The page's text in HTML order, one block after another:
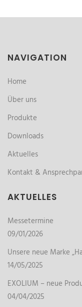
NAVIGATION
Home
Über uns
Produkte
Downloads
Aktuelles
Kontakt &
AKTUELLES
Messetermine
09/01/2026
Unsere neue Marke
14/05/2025
EXOLIUM – neue
04/04/2025